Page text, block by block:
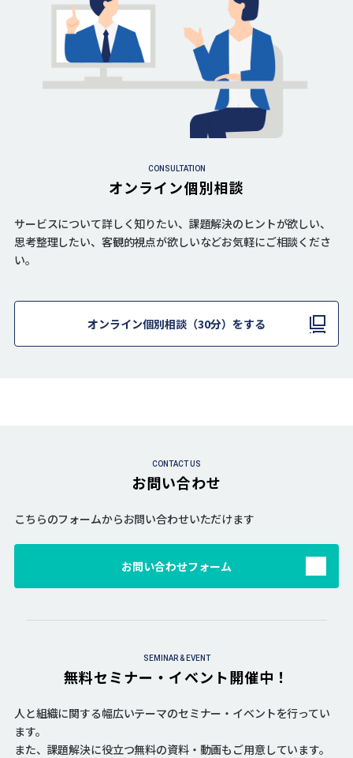
CONSULTATION
オンライン個別相談
サービスについて詳しく知りたい、課題解決のヒントが欲しい、
思考整理したい、客観的視点が欲しいなどお気軽にご相談くださ
い。
オンライン個別相談（30分）をする
CONTACT US
お問い合わせ
こちらのフォームからお問い合わせいただけます
お問い合わせフォーム
SEMINAR & EVENT
無料セミナー・イベント開催中！
人と組織に関する幅広いテーマのセミナー・イベントを行ってい
ます。
また、課題解決に役立つ無料の資料・動画もご用意しています。